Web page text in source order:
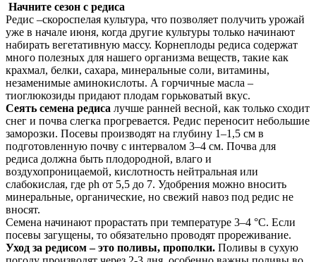
Начните сезон с редиса
Редис –скороспелая культура, что позволяет получить урожай
уже в начале июня, когда другие культуры только начинают
набирать вегетативную массу. Корнеплоды редиса содержат
много полезных для нашего организма веществ, такие как
крахмал, белки, сахара, минеральные соли, витамины,
незаменимые аминокислоты. А горчичные масла –
тиоглюкозиды придают плодам горьковатый вкус.
Сеять семена редиса лучше ранней весной, как только сходит
снег и почва слегка прогревается. Редис переносит небольшие
заморозки. Посевы производят на глубину 1–1,5 см в
подготовленную почву с интервалом 3–4 см. Почва для
редиса должна быть плодородной, влаго и
воздухопроницаемой, кислотность нейтральная или
слабокислая, где ph от 5,5 до 7. Удобрения можно вносить
минеральные, органические, но свежий навоз под редис не
вносят.
Семена начинают прорастать при температуре 3–4 °С. Если
посевы загущены, то обязательно проводят прореживание.
Уход за редисом – это поливы, прополки. Поливы в сухую